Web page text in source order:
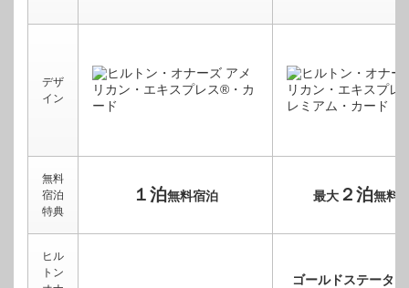
デザ
イン
無料
宿泊
特典
１泊無料宿泊 最大２泊無料
ヒル
トン
ゴールドステータス